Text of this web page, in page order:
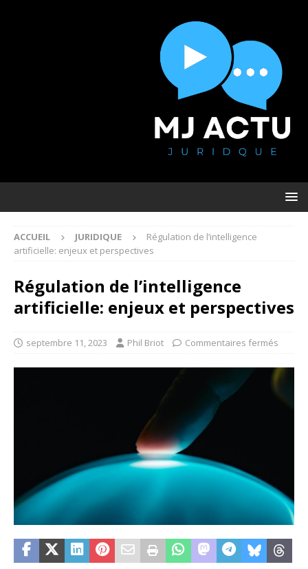
ACCUEIL JURIDIQUE
Régulation de l’intelligence
artificielle: enjeux et perspectives
Régulation de l’intelligence
artificielle: enjeux et perspectives
septembre 11, 2023 Phil Briot Commentaires fermés